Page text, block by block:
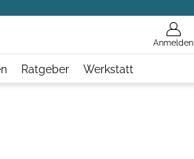
Anmelden
Ratgeber Werkstatt